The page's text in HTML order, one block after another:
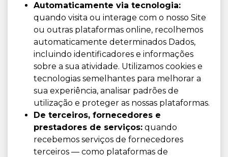
Automaticamente via tecnologia:
quando visita ou interage com o nosso Site
ou outras plataformas online, recolhemos
automaticamente determinados Dados,
incluindo identificadores e informações
sobre a sua atividade. Utilizamos cookies e
tecnologias semelhantes para melhorar a
sua experiência, analisar padrões de
utilização e proteger as nossas plataformas.
De terceiros, fornecedores e
prestadores de serviços: quando
recebemos serviços de fornecedores
terceiros — como plataformas de